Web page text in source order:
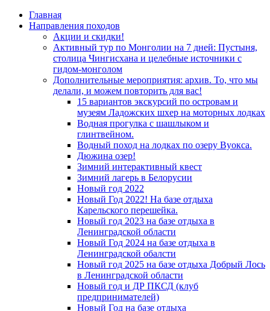
Главная
Направления походов
Акции и скидки!
Активный тур по Монголии на 7 дней: Пустыня,
столица Чингисхана и целебные источники с
гидом-монголом
Дополнительные мероприятия: архив. То, что мы
делали, и можем повторить для вас!
15 вариантов экскурсий по островам и
музеям Ладожских шхер на моторных лодках
Водная прогулка с шашлыком и
глинтвейном.
Водный поход на лодках по озеру Вуокса.
Дюжина озер!
Зимний интерактивный квест
Зимний лагерь в Белорусии
Новый год 2022
Новый Год 2022! На базе отдыха
Карельского перешейка.
Новый год 2023 на базе отдыха в
Ленинградской области
Новый Год 2024 на базе отдыха в
Ленинградской обалсти
Новый год 2025 на базе отдыха Добрый Лось
в Ленинградской области
Новый год и ДР ПКСД (клуб
предпринимателей)
Новый Год на базе отдыха